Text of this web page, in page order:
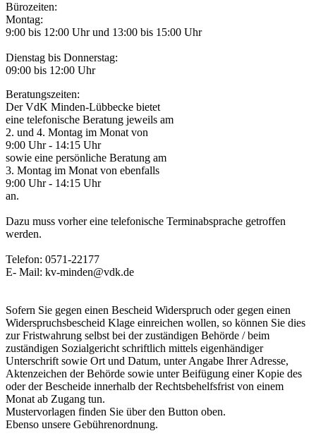
Bürozeiten:
Montag:
9:00 bis 12:00 Uhr und 13:00 bis 15:00 Uhr
Dienstag bis Donnerstag:
09:00 bis 12:00 Uhr
Beratungszeiten:
Der VdK Minden-Lübbecke bietet
eine telefonische Beratung jeweils am
2. und 4. Montag im Monat von
9:00 Uhr - 14:15 Uhr
sowie eine persönliche Beratung am
3. Montag im Monat von ebenfalls
9:00 Uhr - 14:15 Uhr
an.
Dazu muss vorher eine telefonische Terminabsprache getroffen
werden.
Telefon: 0571-22177
E- Mail: kv-minden@vdk.de
Sofern Sie gegen einen Bescheid Widerspruch oder gegen einen
Widerspruchsbescheid Klage einreichen wollen, so können Sie dies
zur Fristwahrung selbst bei der zuständigen Behörde / beim
zuständigen Sozialgericht schriftlich mittels eigenhändiger
Unterschrift sowie Ort und Datum, unter Angabe Ihrer Adresse,
Aktenzeichen der Behörde sowie unter Beifügung einer Kopie des
oder der Bescheide innerhalb der Rechtsbehelfsfrist von einem
Monat ab Zugang tun.
Mustervorlagen finden Sie über den Button oben.
Ebenso unsere Gebührenordnung.